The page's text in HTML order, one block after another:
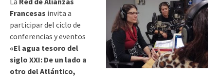
Francesas invita a
participar del ciclo de
conferencias y eventos
«El agua tesoro del
siglo XXI: De un lado a
otro del Atlántico,